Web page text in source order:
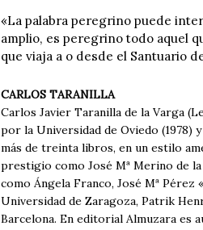
«La palabra peregrino puede
amplio, es peregrino todo aquel
que viaja a o desde el Santuario
CARLOS TARANILLA
Carlos Javier Taranilla de la Varga
por la Universidad de Oviedo (1978)
más de treinta libros, en un estilo
prestigio como José Mª Merino de la
como Ángela Franco, José Mª Pérez
Universidad de Zaragoza, Patrik
Barcelona. En editorial Almuzara es